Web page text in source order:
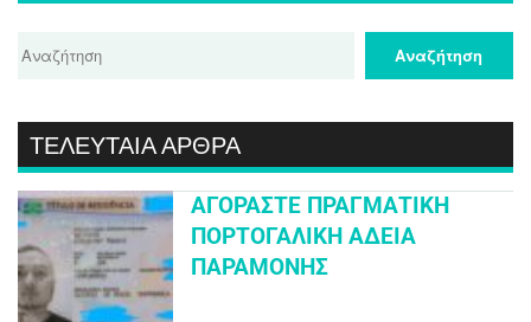
ΤΕΛΕΥΤΑΊΑ ΆΡΘΡΑ
ΑΓΟΡΆΣΤΕ ΠΡΑΓΜΑΤΙΚΉ
ΠΟΡΤΟΓΑΛΙΚΉ ΆΔΕΙΑ
ΠΑΡΑΜΟΝΉΣ